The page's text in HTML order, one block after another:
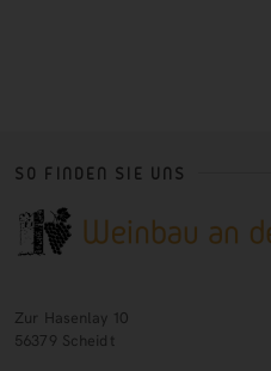
SO FINDEN SIE UNS
Zur Hasenlay 10
56379 Scheidt